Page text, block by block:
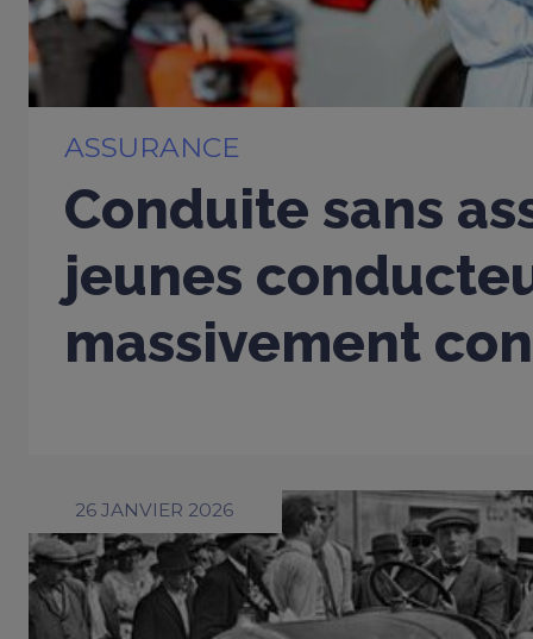
ASSURANCE
Conduite sans
jeunes
massivement
26 JANVIER 2026